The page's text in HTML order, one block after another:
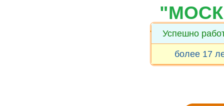
Успешно
более 17